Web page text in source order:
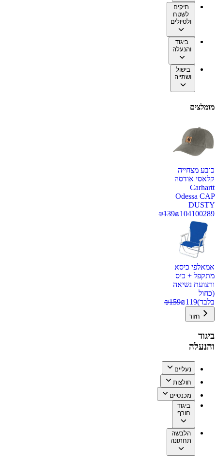
תיקים
לשטח
ולטיולים
ביגוד
והנעלה
בישול
ושתייה
מומלצים
כובע מצחייה
קלאסי אודסה
Carhartt
Odessa CAP
DUSTY
100289
₪104
₪139
אמאלפי כיסא
מתקפל + כיס
ורצועת נשיאה
(כחול
בלבד)
₪119
₪159
חזור
ביגוד
והנעלה
נעליים
חולצות
מכנסיים
ביגוד
חורף
הלבשה
תחתונה